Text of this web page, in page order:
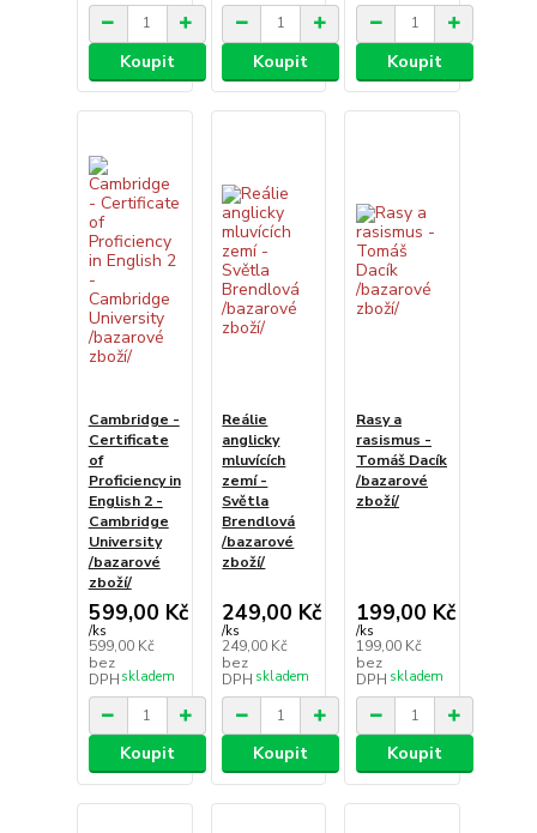
Koupit Koupit Koupit
Cambridge -
Certificate
of
Proficiency in
English 2 -
Cambridge
University
/bazarové
zboží/
599,00 Kč
/ks
599,00 Kč
bez
DPH skladem
Koupit
Reálie
anglicky
mluvících
zemí -
Světla
Brendlová
/bazarové
zboží/
249,00 Kč
/ks
249,00 Kč
bez
DPH skladem
Koupit
Rasy a
rasismus -
Tomáš Dacík
/bazarové
zboží/
199,00 Kč
/ks
199,00 Kč
bez
DPH skladem
Koupit